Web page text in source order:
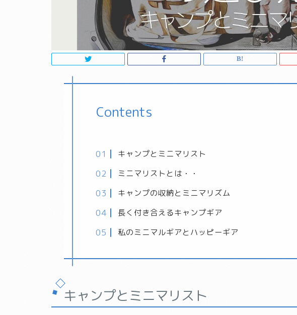
Contents
キャンプとミニマリスト
ミニマリストとは ・・
キャンプの収納とミニマリズム
長く付き合えるキャンプギア
私のミニマルギアとハッピーギア
キャンプとミニマリスト